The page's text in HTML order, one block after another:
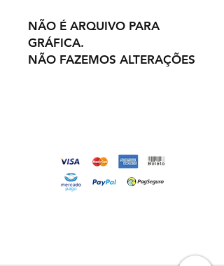
NÃO É ARQUIVO PARA
GRÁFICA.
NÃO FAZEMOS ALTERAÇÕES